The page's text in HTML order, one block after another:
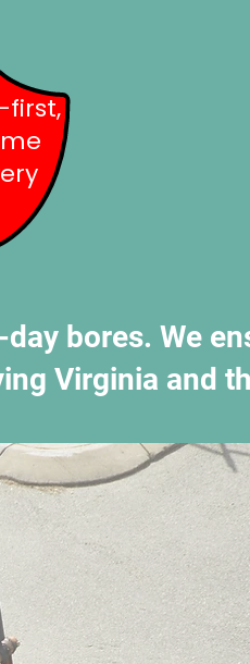
first,
bores. We
Virginia and